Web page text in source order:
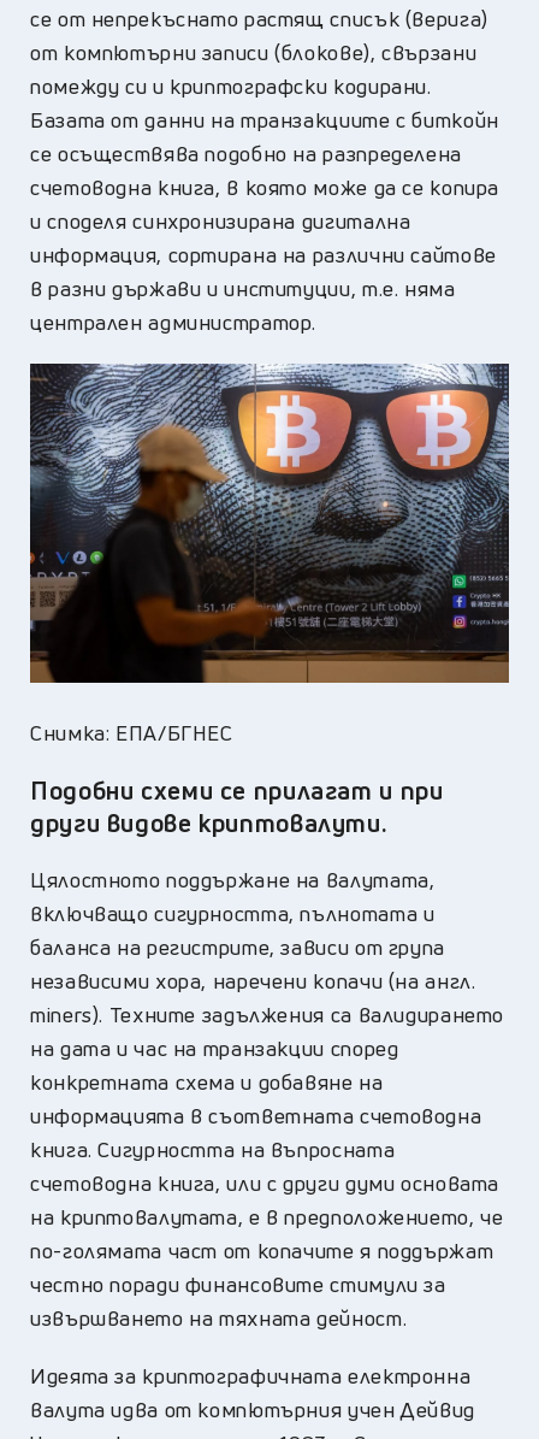
се от непрекъснато растящ списък (верига)
от компютърни записи (блокове), свързани
помежду си и криптографски кодирани.
Базата от данни на транзакциите с биткойн
се осъществява подобно на разпределена
счетоводна книга, в която може да се копира
и споделя синхронизирана дигитална
информация, сортирана на различни сайтове
в разни държави и институции, т.е. няма
централен администратор.
Снимка: ЕПА/БГНЕС
Подобни схеми се прилагат и при
други видове криптовалути.
Цялостното поддържане на валутата,
включващо сигурността, пълнотата и
баланса на регистрите, зависи от група
независими хора, наречени копачи (на англ.
miners). Техните задължения са валидирането
на дата и час на транзакции според
конкретната схема и добавяне на
информацията в съответната счетоводна
книга. Сигурността на въпросната
счетоводна книга, или с други думи основата
на криптовалутата, е в предположението, че
по-голямата част от копачите я поддържат
честно поради финансовите стимули за
извършването на тяхната дейност.
Идеята за криптографичната електронна
валута идва от компютърния учен Дейвид